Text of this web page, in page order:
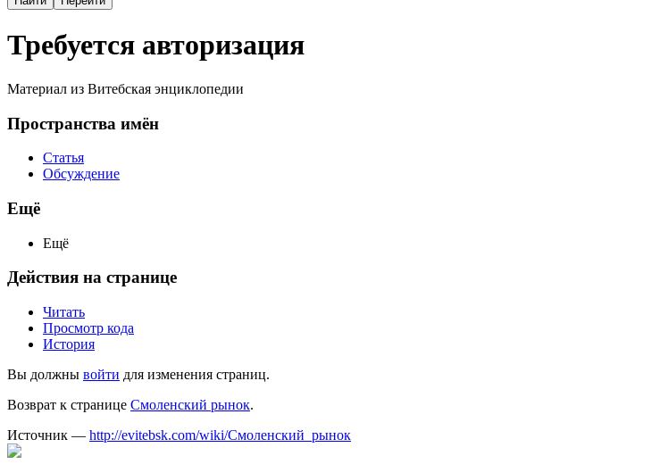
Требуется авторизация
Материал из Витебская энциклопедии
Пространства имён
Статья
Обсуждение
Ещё
Ещё
Действия на странице
Читать
Просмотр кода
История
Вы должны войти для изменения страниц.
Возврат к странице Смоленский рынок.
Источник — http://evitebsk.com/wiki/Смоленский_рынок